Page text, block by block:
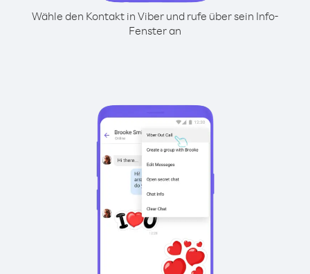
Wähle den Kontakt in Viber und rufe über sein Info-
Fenster an